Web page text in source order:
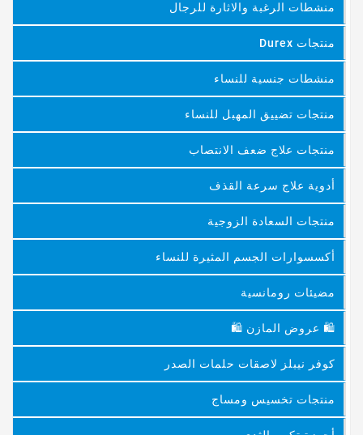
منشطات الرغبة والاثارة للرجال
منتجات Durex
منشطات جنسية للنساء
منتجات تضييق المهبل للنساء
منتجات علاج ضعف الانتصاب
أدوية علاج سرعة القذف
منتجات السعادة الزوجية
أكسسوارات الجسم المثيرة للنساء
مضيئات رومانسية
🛍 عروض المازن 🛍
كوفر نيبلز لاصقات حلمات الصدر
منتجات تخسيس ومساج